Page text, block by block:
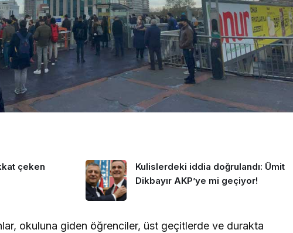
çeken
Kulislerdeki iddia doğrulandı: Ümit
Dikbayır AKP’ye mi geçiyor!
okuluna giden öğrenciler, üst geçitlerde ve durakta